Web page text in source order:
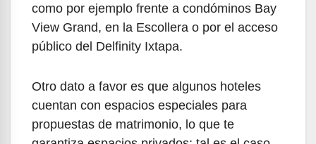
como por ejemplo frente a condóminos Bay
View Grand, en la Escollera o por el acceso
público del Delfinity Ixtapa.
Otro dato a favor es que algunos hoteles
cuentan con espacios especiales para
propuestas de matrimonio, lo que te